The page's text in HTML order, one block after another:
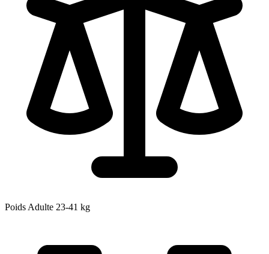
Poids Adulte 23-41 kg